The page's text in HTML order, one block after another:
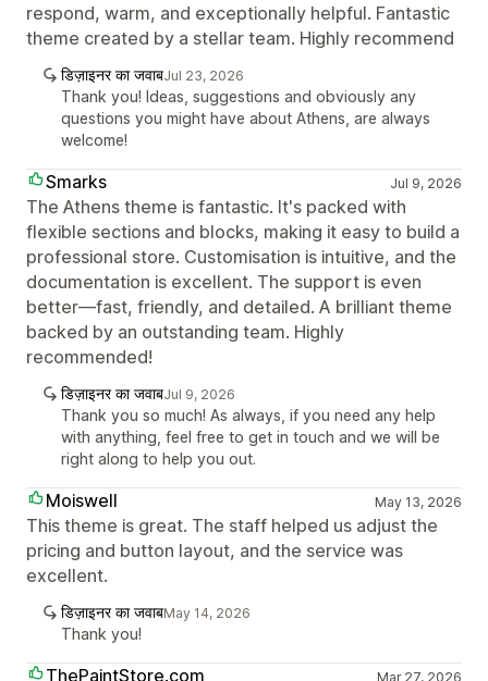
respond, warm, and exceptionally helpful. Fantastic
theme created by a stellar team. Highly recommend
डिज़ाइनर का जवाबJul 23, 2026
Thank you! Ideas, suggestions and obviously any
questions you might have about Athens, are always
welcome!
Smarks Jul 9, 2026
The Athens theme is fantastic. It's packed with
flexible sections and blocks, making it easy to build a
professional store. Customisation is intuitive, and the
documentation is excellent. The support is even
better—fast, friendly, and detailed. A brilliant theme
backed by an outstanding team. Highly
recommended!
डिज़ाइनर का जवाबJul 9, 2026
Thank you so much! As always, if you need any help
with anything, feel free to get in touch and we will be
right along to help you out.
Moiswell May 13, 2026
This theme is great. The staff helped us adjust the
pricing and button layout, and the service was
excellent.
डिज़ाइनर का जवाबMay 14, 2026
Thank you!
ThePaintStore.com Mar 27, 2026